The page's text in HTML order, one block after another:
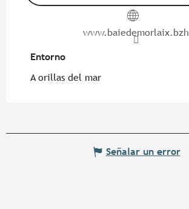
www.baiedemorlaix.bzh
Entorno
Entorno
A orillas del mar
Señalar un error